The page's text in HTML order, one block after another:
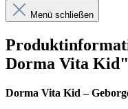
Menü schließen
Dorma Vita Kid"
Dorma Vita Kid –